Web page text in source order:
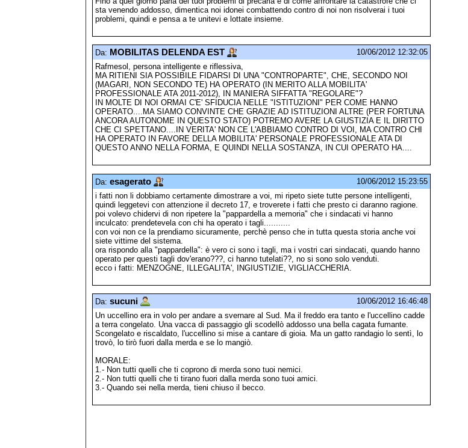
sta venendo addosso, dimentica noi idonei combattendo contro di noi non risolverai i tuoi
problemi, quindi e pensa a te unitevi e lottate insieme.
Da: MOBILITAS DELENDA EST
10/06/2012 12:32:05
Rafmesol, persona intelligente e riflessiva,
MA RITIENI SIA POSSIBILE FIDARSI DI UNA "CONTROPARTE", CHE, SECONDO NOI
(MAGARI, NON SECONDO TE) HA OPERATO (IN MERITO ALLA MOBILITA'
PROFESSIONALE ATA 2011-2012), IN MANIERA SIFFATTA "REGOLARE"?
IN MOLTE DI NOI ORMAI C'E' SFIDUCIA NELLE "ISTITUZIONI" PER COME HANNO
OPERATO....MA SIAMO CONVINTE CHE GRAZIE AD ISTITUZIONI ALTRE (PER FORTUNA
ANCORA AUTONOME IN QUESTO STATO) POTREMO AVERE LA GIUSTIZIA E IL DIRITTO
CHE CI SPETTANO....IN VERITA' NON CE L'ABBIAMO CONTRO DI VOI, MA CONTRO CHI
HA OPERATO IN FAVORE DELLA MOBILITA' PERSONALE PROFESSIONALE ATA DI
QUESTO ANNO NELLA FORMA, E QUINDI NELLA SOSTANZA, IN CUI OPERATO HA....
Da: esagerato
10/06/2012 15:23:55
i fatti non li dobbiamo certamente dimostrare a voi, mi ripeto siete tutte persone intelligenti,
quindi leggetevi con attenzione il decreto 17, e troverete i fatti che presto ci daranno ragione.
poi volevo chidervi di non ripetere la "pappardella a memoria" che i sindacati vi hanno
inculcato: prendetevela con chi ha operato i tagli...........
con voi non ce la prendiamo sicuramente, perchè penso che in tutta questa storia anche voi
siete vittime del sistema.
ora rispondo alla "pappardella": è vero ci sono i tagli, ma i vostri cari sindacati, quando hanno
operato per questi tagli dov'erano???, ci hanno tutelati??, no si sono solo venduti.
ecco i fatti: MENZOGNE, ILLEGALITA', INGIUSTIZIE, VIGLIACCHERIA.
Da: sucuni
10/06/2012 16:46:48
Un uccellino era in volo per andare a svernare al Sud. Ma il freddo era tanto e l'uccellino cadde
a terra congelato. Una vacca di passaggio gli scodellò addosso una bella cagata fumante.
Scongelato e riscaldato, l'uccellino si mise a cantare di gioia. Ma un gatto randagio lo sentì, lo
trovò, lo tirò fuori dalla merda e se lo mangiò.
MORALE:
1.- Non tutti quelli che ti coprono di merda sono tuoi nemici.
2.- Non tutti quelli che ti tirano fuori dalla merda sono tuoi amici.
3.- Quando sei nella merda, tieni chiuso il becco.